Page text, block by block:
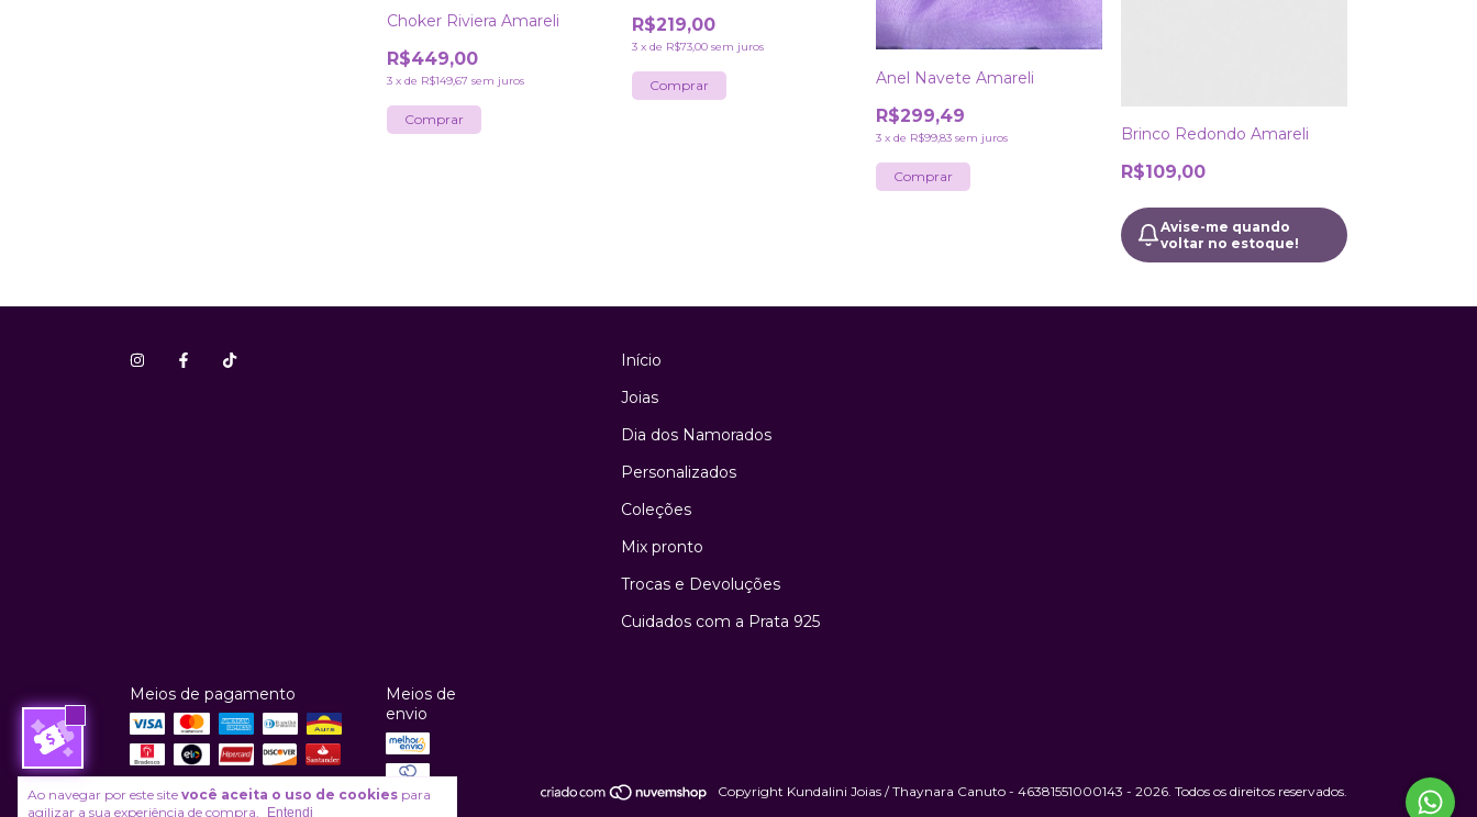
Ao navegar por este site você aceita o uso de cookies para
agilizar a sua experiência de compra.
Entendi
Choker Riviera Amareli
R$449,00
3 xde R$149,67 sem juros
R$219,00
3 x de R$73,00 sem juros
Anel Navete Amareli
R$299,49
3 xde R$99,83 sem juros
Comprar
Brinco Redondo Amareli
R$109,00
Avise-me quando
voltar no estoque!
Início
Joias
Dia dos Namorados
Personalizados
Coleções
Mix pronto
Trocas e Devoluções
Cuidados com a Prata 925
Meios de pagamento
Meios de
envio
Copyright Kundalini Joias / Thaynara Canuto - 46381551000143 - 2026. Todos os direitos reservados.